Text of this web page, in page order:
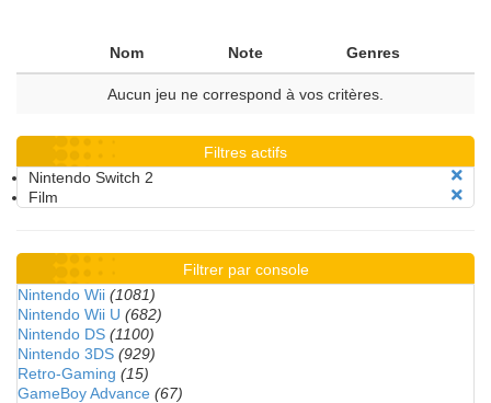
Nom Note Genres
Aucun jeu ne correspond à vos critères.
Filtres actifs
Nintendo Switch 2
Film
Filtrer par console
Nintendo Wii (1081)
Nintendo Wii U (682)
Nintendo DS (1100)
Nintendo 3DS (929)
Retro-Gaming (15)
GameBoy Advance (67)